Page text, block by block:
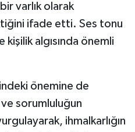
varlık olarak
ifade etti. Ses tonu
algısında önemli
önemine de
sorumluluğun
ihmalkarlığın